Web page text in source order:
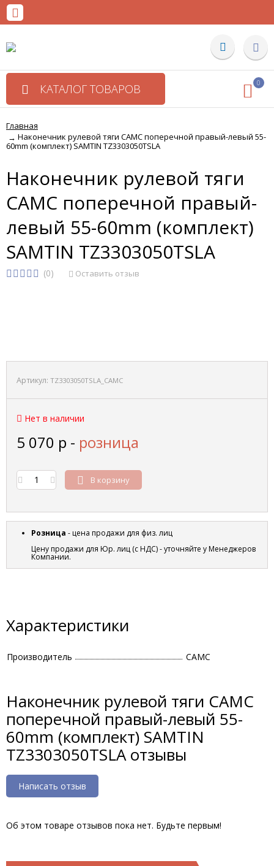
КАТАЛОГ ТОВАРОВ 0
Главная
→ Наконечник рулевой тяги CAMC поперечной правый-левый 55-
60mm (комплект) SAMTIN TZ3303050TSLA
Наконечник рулевой тяги
CAMC поперечной правый-
левый 55-60mm (комплект)
SAMTIN TZ3303050TSLA
(0) Оставить отзыв
Артикул: TZ3303050TSLA_CAMC
Нет в наличии
5 070 р - розница
В корзину
Розница - цена продажи для физ. лиц
Цену продажи для Юр. лиц (с НДС) - уточняйте у Менеджеров
Компании.
Характеристики
Производитель CAMC
Наконечник рулевой тяги CAMC
поперечной правый-левый 55-
60mm (комплект) SAMTIN
TZ3303050TSLA отзывы
Написать отзыв
Об этом товаре отзывов пока нет. Будьте первым!